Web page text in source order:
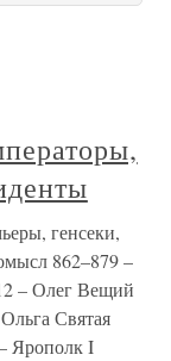
генсеки,
862–879 –
– Олег Вещий
Святая
Ярополк I